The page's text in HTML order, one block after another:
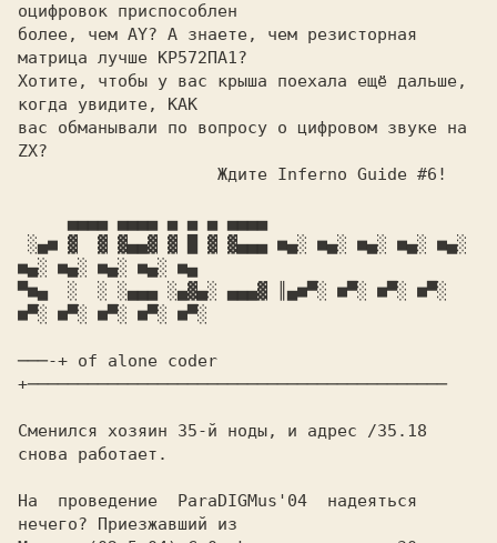
оцифровок приспособлен
более, чем AY? А знаете, чем резисторная
матрица лучше КР572ПА1?
Хотите, чтобы у вас крыша поехала ещё дальше,
когда увидите, КАК
вас обманывали по вопросу о цифровом звуке на
ZX?
     ▄▄▄▄ ▄▄▄▄ ▄ ▄ ▄ ▄▄▄▄
■▄░ ■▄░ ■▄░ ■▄░ ■▄
▀■▄  ░  ░ ░▄▄▄ ░▄▓▄░ ▄▄▄▓ ║▄■▀░ ■▀░ ■▀░ ■▀░
■▀░ ■▀░ ■▀░ ■▀░ ■▀░
───-+ of alone coder
+──────────────────────────────────────────
Сменился хозяин 35-й ноды, и адрес /35.18
снова работает.
На  проведение  ParaDIGMus'04  надеяться
нечего? Приезжавший из